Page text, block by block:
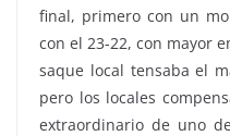
final, primero con un
con el 23-22, con mayor
saque local tensaba el
pero los locales
extraordinario de uno